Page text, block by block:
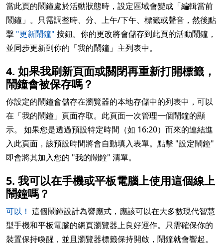
當此頁的鬧鐘處於活動狀態時，設定區域會變成「編輯當前
鬧鐘」。只需調整時、分、上午/下午、標籤或聲音，然後點
擊 "更新鬧鐘" 按鈕。你的更改將會儲存到此頁的活動鬧鐘，
並同步更新到你的「我的鬧鐘」主列表中。
4. 如果我刷新頁面或關閉再重新打開標籤，
鬧鐘會被保存嗎？
你設定的鬧鐘會儲存在瀏覽器的本地存儲中的列表中，可以
在「我的鬧鐘」頁面存取。此頁面一次管理一個鬧鐘的顯
示。 如果您是透過預設特定時間（如 16:20）而來的連結進
入此頁面，該預設時間將會自動填入表單。點擊 "設定鬧鐘"
即會將其加入您的 "我的鬧鐘" 清單。
5. 我可以在手機或平板電腦上使用這個線上
鬧鐘嗎？
可以！ 這個鬧鐘設計為響應式，應該可以在大多數現代智慧
型手機和平板電腦的網頁瀏覽器上良好運作。只需確保你的
裝置保持喚醒，並且瀏覽器標籤保持開啟，鬧鐘就會響起。